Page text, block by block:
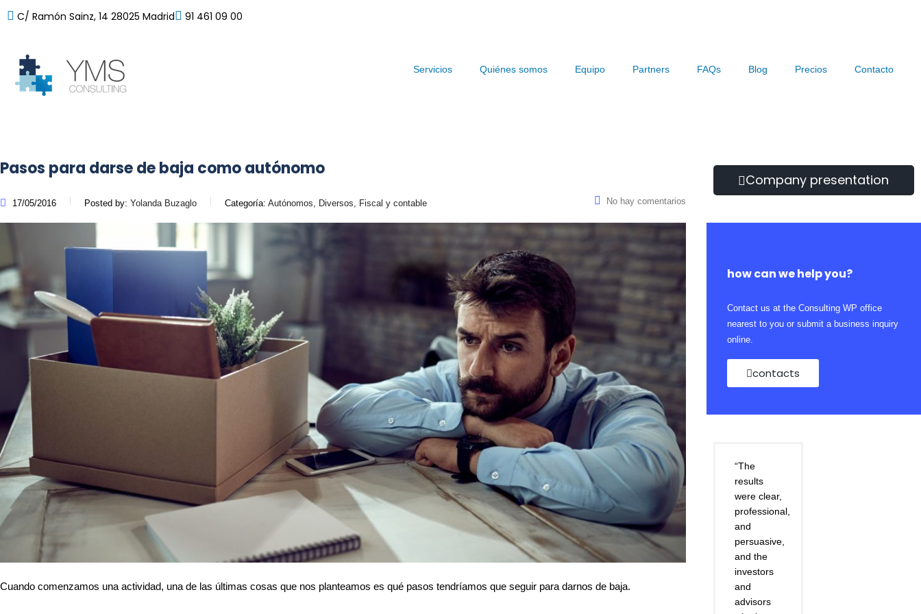
C/ Ramón Sainz, 14 28025 Madrid 91 461 09 00
Servicios Quiénes somos Equipo Partners FAQs Blog Precios Contacto
Pasos para darse de baja como autónomo
17/05/2016 Posted by: Yolanda Buzaglo Categoría: Autónomos, Diversos, Fiscal y contable No hay comentarios
Cuando comenzamos una actividad, una de las últimas cosas que nos planteamos es qué pasos tendríamos que seguir para darnos de baja.
Company presentation
how can we help you?
Contact us at the Consulting WP office
nearest to you or submit a business inquiry
online.
contacts
“The
results
were clear,
professional,
and
persuasive,
and the
investors
and
advisors